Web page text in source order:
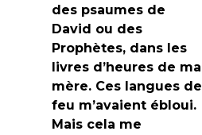
des psaumes de
David ou des
Prophètes, dans les
livres d’heures de ma
mère. Ces langues de
feu m’avaient ébloui.
Mais cela me